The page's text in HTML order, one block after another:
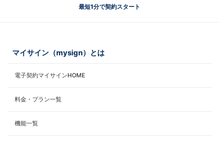
最短1分で契約スタート
マイサイン（mysign）とは
電子契約マイサインHOME
料金・プラン一覧
機能一覧